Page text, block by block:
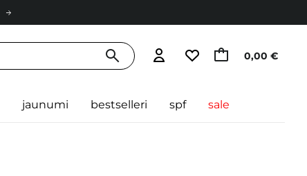
0,00 €
jaunumi bestselleri spf sale